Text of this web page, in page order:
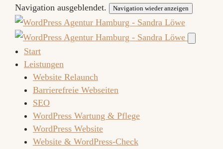
Navigation ausgeblendet. Navigation wieder anzeigen
Start
Leistungen
Website Relaunch
Barrierefreie Webseiten
SEO
WordPress Wartung & Pflege
WordPress Website
Website & WordPress-Check